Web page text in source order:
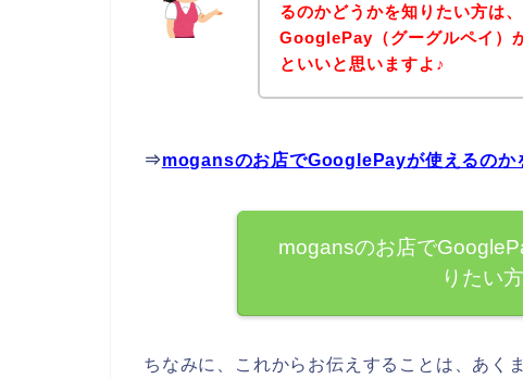
るのかどうかを知りたい方は
GooglePay（グーグルペイ）
といいと思いますよ♪
⇒mogansのお店でGooglePayが使えるのか
mogansのお店で
りたい
ちなみに、これからお伝えすることは、あ